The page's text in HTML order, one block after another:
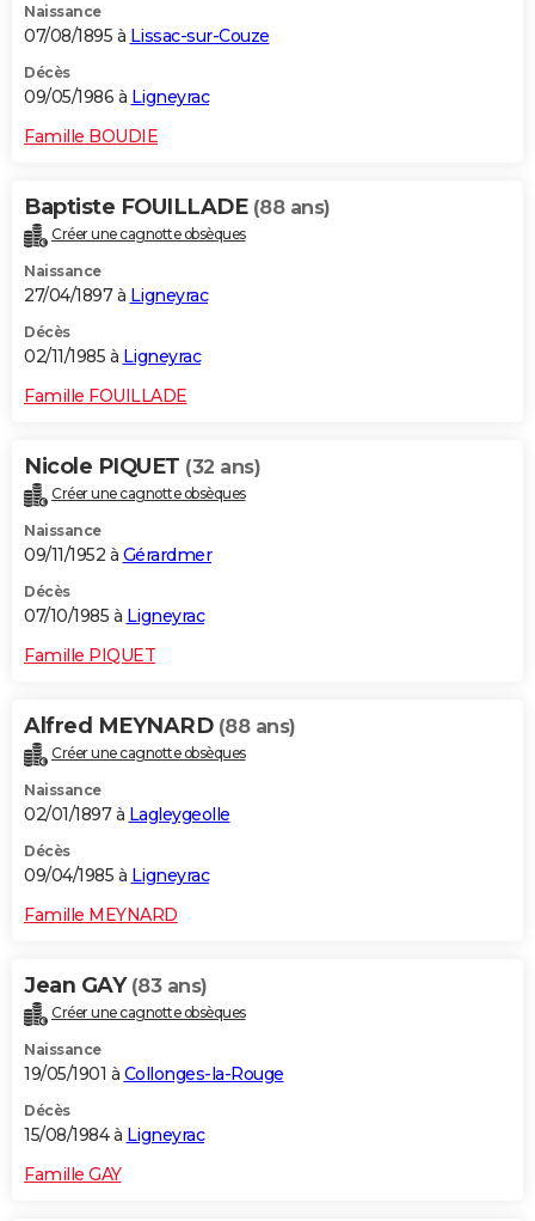
Naissance
07/08/1895 à Lissac-sur-Couze
Décès
09/05/1986 à Ligneyrac
Famille BOUDIE
Baptiste FOUILLADE (88 ans)
Créer une cagnotte obsèques
Naissance
27/04/1897 à Ligneyrac
Décès
02/11/1985 à Ligneyrac
Famille FOUILLADE
Nicole PIQUET (32 ans)
Créer une cagnotte obsèques
Naissance
09/11/1952 à Gérardmer
Décès
07/10/1985 à Ligneyrac
Famille PIQUET
Alfred MEYNARD (88 ans)
Créer une cagnotte obsèques
Naissance
02/01/1897 à Lagleygeolle
Décès
09/04/1985 à Ligneyrac
Famille MEYNARD
Jean GAY (83 ans)
Créer une cagnotte obsèques
Naissance
19/05/1901 à Collonges-la-Rouge
Décès
15/08/1984 à Ligneyrac
Famille GAY